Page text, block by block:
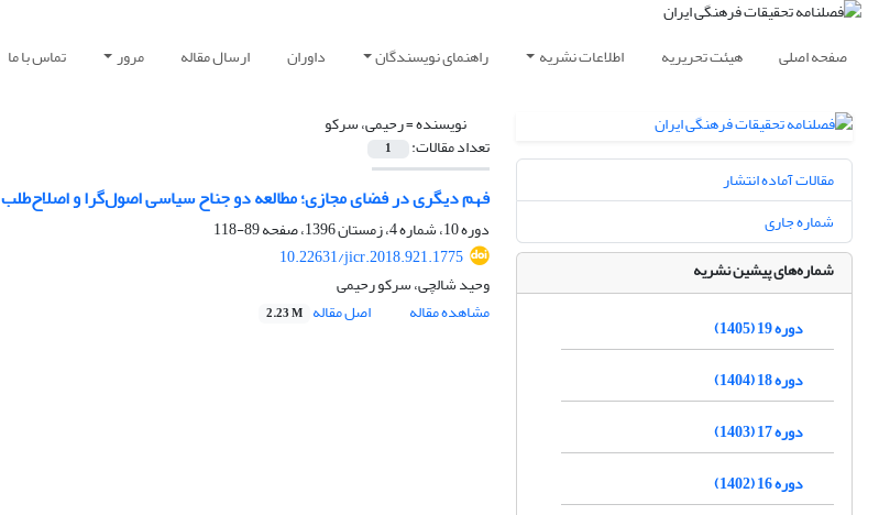
صفحه اصلی هیئت تحریریه اطلاعات نشریه راهنمای نویسندگان داوران ارسال مقاله مرور تماس با ما
نویسنده =رحیمی، سرکو
تعداد مقالات: 1
فهم دیگری در فضای مجازی؛ مطالعه دو جناح سیاسی اصول‌گرا و اصلاح‌طلب
دوره 10، شماره 4، زمستان 1396، صفحه
89-118
10.22631/jicr.2018.921.1775
وحید شالچی، سرکو رحیمی
مشاهده مقاله
اصل مقاله 2.23 M
مقالات آماده انتشار
شماره جاری
شماره‌های پیشین نشریه
دوره 19 (1405)
دوره 18 (1404)
دوره 17 (1403)
دوره 16 (1402)